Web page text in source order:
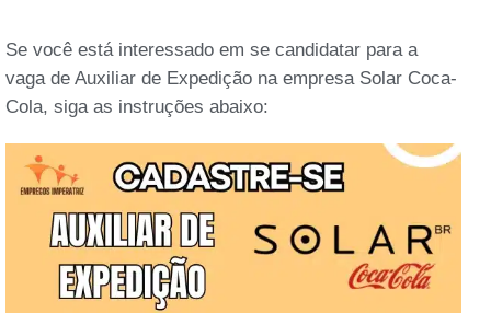
Se você está interessado em se candidatar para a
vaga de Auxiliar de Expedição na empresa Solar Coca-
Cola, siga as instruções abaixo: